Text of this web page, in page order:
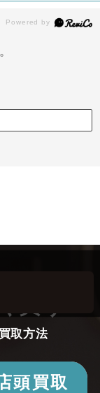
買う！
取方法
頭買取